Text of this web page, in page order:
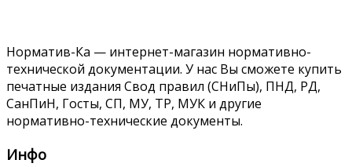
Норматив-Ка — интернет-магазин нормативно-
технической документации. У нас Вы сможете купить
печатные издания Свод правил (СНиПы), ПНД, РД,
СанПиН, Госты, СП, МУ, ТР, МУК и другие
нормативно-технические документы.
Инфо